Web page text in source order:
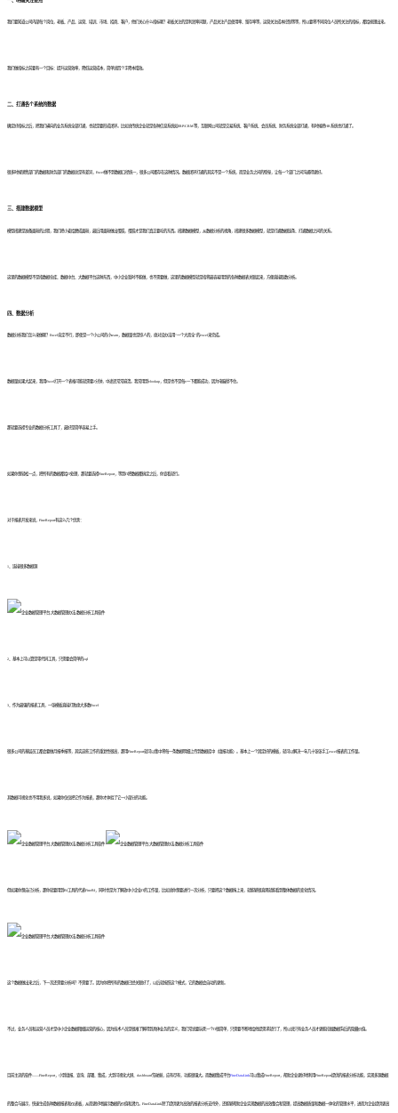
我们要知道公司内部每个岗位，老板、产品、运营、培训、市场、招商、客户，他们关心什么指标呢？老板关注的是利润率问题，产品关注产品使用率、留存率等，运营关注成本控制等等，所以要将不同岗位人员所关注的指标，都给梳理出来。
我们做指标之前要有一个目标：提升运营效率，降低运营成本，简单说四个字降本增效。
二、打通各个系统的数据
确定好指标之后，把我们横向的业务系统全部打通，也就是要形成闭环。比如说传统企业就是各种信息系统如ERP/CRM等，互联网公司就是交易系统、客户系统、会员系统、财务系统全部打通，有时候把HR系统也打通了。
很多时候销售部门的数据和财务部门的数据总是有差异，Excel做不到数据口径统一，很多公司都存在这种情况。数据闭环打通的其实不是一个系统，而是业务之间的壁垒，让每一个部门之间沟通得更好。
三、搭建数据模型
模型搭建是准备面粉的过程，我们把小麦给磨成面粉，最后用面粉做出蛋糕，蛋糕才是我们真正要吃的东西。搭建数据模型，从数据分析的视角，搭建很多数据模型，就是打通数据链条、打通数据之间的关系。
这里的数据模型不是指数据仓库、数据中台、大数据平台这种东西，中小企业暂时不能做，也不需要做，这里的数据模型就是指将最容易用到的各种数据表关联起来，方便直接取数分析。
四、数据分析
数据分析我们怎么来做呢？Excel肯定不行，即使是一个小公司的小team，数据量也是惊人的，绝对没办法用“一个大而全”的excel来完成。
数据量如果大起来，我用Excel打开一个表格可能就需要2分钟，中途还常常崩溃。我常用到vlookup，但是也不是每v一下都能成功，因为电脑撑不住。
那就要选择专业的数据分析工具了，最好是简单容易上手。
如果你想轻松一点，把所有的数据都给IT处理，那就要选择FineReport，等到IT把数据都搞定之后，你查看就行。
对于报表开发来说，FineReport有这么几个优势：
1、连接很多数据源
2、基本上可以算是零代码工具，只需要会简单的sql
3、作为最强的报表工具，一张模板直接打败绝大多数Excel
很多公司的基层员工都会要做月报季报等，其实这些工作的重复性很高，那用FineReport就可以集中将每一条数据明细上传到数据库中（填报功能）。基本上一个固定好的模板，就可以解决一年几十张张手工excel报表的工作量。
其数据可视化也不用我多说，如果你仅仅把它作为报表，那你才体验了它一小部分的功能。
但如果你想自己分析，那你就要用到BI工具的代表FineBI，同时也是为了解放中小企业IT的工作量，比如说你想要进行一次分析，只要把这个数据拖上来，就能够很直观就能看到整体数据的变化情况。
这个数据做出来之后，下一次还需要分析吗？不需要了。因为你把所有的数据已经关联好了，以后就按照这个模式，它的数据会自动的更新。
不过，业务人员和运营人员才是中小企业数据精细运营的核心，因为技术人员是很难了解得到具体业务的定义，我们常说要玩死一个IT很简单，只需要不断地给他提需求就行了，所以说只有业务人员才更能挖掘数据背后的隐藏价值。
目前主流的软件——FineReport，小到填报、查询、部署、集成，大到可视化大屏、dashboard驾驶舱，应有尽有，功能很强大。而数据集成平台FineDataLink可以集成FineReport，帮助企业更好地利用FineReport提供的报表分析功能，实现多源数据
的整合与展示，快速生成各种数据报表和仪表板，从而更好地展示数据的价值和潜力。FineDataLink除了提供更为高效的报表分析支持外，还能够帮助企业实现数据的高效整合和管理，提高数据质量和数据一体化的管理水平，进而为企业提供更高